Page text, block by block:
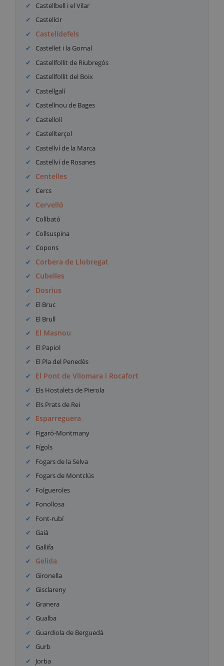
Castellbell i el Vilar
Castellcir
Castelldefels
Castellet i la Gornal
Castellfollit de Riubregós
Castellfollit del Boix
Castellgalí
Castellnou de Bages
Castellolí
Castellterçol
Castellví de la Marca
Castellví de Rosanes
Centelles
Cercs
Cervelló
Collbató
Collsuspina
Copons
Corbera de Llobregat
Cubelles
Dosrius
El Bruc
El Brull
El Masnou
El Papiol
El Pla del Penedès
El Pont de Vilomara i Rocafort
Els Hostalets de Pierola
Els Prats de Rei
Esparreguera
Figaró-Montmany
Fígols
Fogars de la Selva
Fogars de Montclús
Folgueroles
Fonollosa
Font-rubí
Gaià
Gallifa
Gelida
Gironella
Gisclareny
Granera
Gualba
Guardiola de Berguedà
Gurb
Jorba